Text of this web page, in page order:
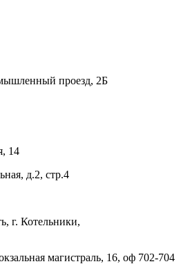
проезд, 2Б
14
д.2, стр.4
г. Котельники,
магистраль, 16, оф 702-704